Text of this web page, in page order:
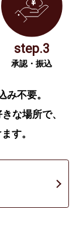
step.3
承認・振込
不要。
な場所で、
す。